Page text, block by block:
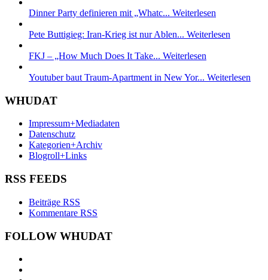
Dinner Party definieren mit „Whatc... Weiterlesen
Pete Buttigieg: Iran-Krieg ist nur Ablen... Weiterlesen
FKJ – „How Much Does It Take... Weiterlesen
Youtuber baut Traum-Apartment in New Yor... Weiterlesen
WHUDAT
Impressum+Mediadaten
Datenschutz
Kategorien+Archiv
Blogroll+Links
RSS FEEDS
Beiträge RSS
Kommentare RSS
FOLLOW WHUDAT